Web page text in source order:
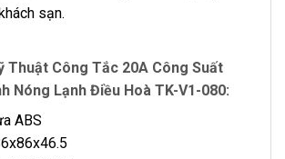
sạn.
Thuật Công Tắc 20A Công Suất
Nóng Lạnh Điều Hoà TK-V1-080:
ABS